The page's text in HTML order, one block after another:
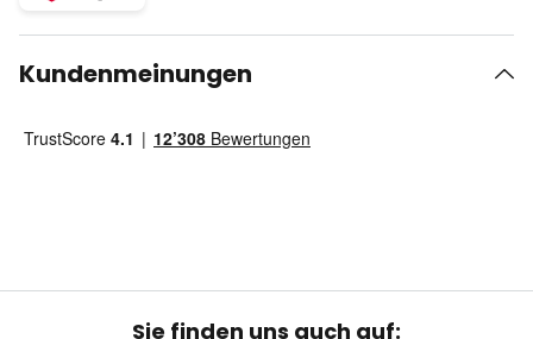
Kundenmeinungen
Sie finden uns auch auf: